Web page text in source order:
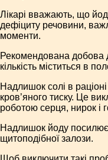
Лікарі вважають, що
дефіциту речовини,
моменти.
Рекомендована добова
кількість міститься в
Надлишок солі в
кров’яного тиску. Це
роботою серця, нирок і
Надлишок йоду
щитоподібної залози.